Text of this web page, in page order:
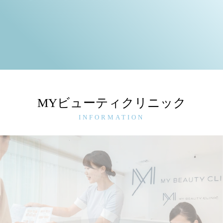
MYビューティクリニック
INFORMATION